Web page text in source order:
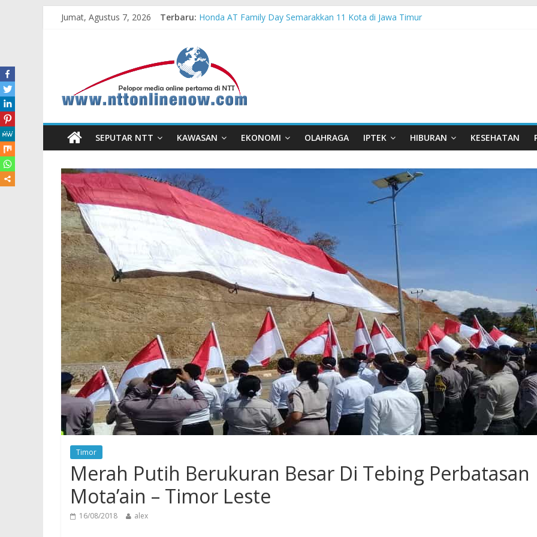
Jumat, Agustus 7, 2026 Terbaru: Honda AT Family Day Semarakkan 11 Kota di Jawa Timur
Pengadaan Kapal PPA Perkuat Kemampuan Pertahanan Udara TNI AL Hadapi
Cahaya Kemerdekaan di Nonotbatan: Listrik Masuk Desa, PLN Edukasi Keselamatan
SEPUTAR NTT KAWASAN EKONOMI OLAHRAGA IPTEK HIBURAN KESEHATAN
Timor
Merah Putih Berukuran Besar Di Tebing Perbatasan
Mota’ain – Timor Leste
16/08/2018 alex